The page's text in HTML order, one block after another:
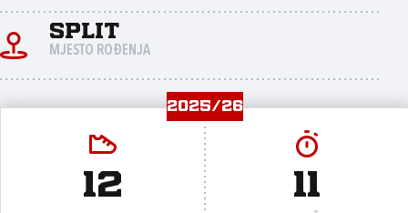
Split
MJESTO ROĐENJA
2025/26
12 11